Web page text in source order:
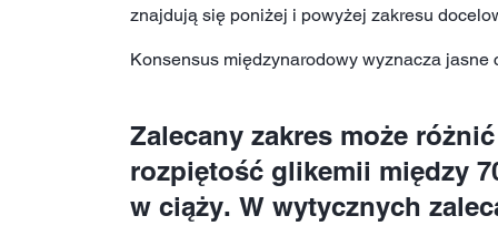
znajdują się poniżej i powyżej zakresu
Konsensus międzynarodowy wyznacza
Zalecany zakres może
rozpiętość glikemii między
w ciąży. W wytycznych